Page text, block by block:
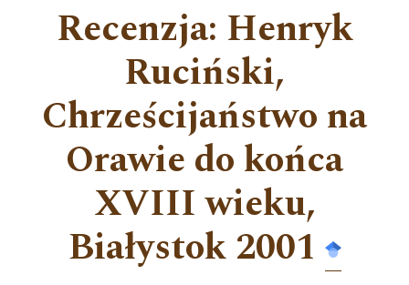
Recenzja: Henryk
Ruciński,
Chrześcijaństwo na
Orawie do końca
XVIII wieku,
Białystok 2001